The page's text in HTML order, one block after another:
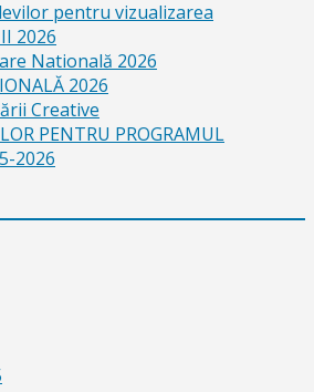
pentru vizualizarea
2026
Natională 2026
2026
Creative
PENTRU PROGRAMUL
2026